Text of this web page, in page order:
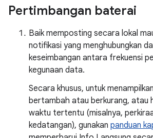
Pertimbangan baterai
Baik memposting secara lokal
notifikasi yang menghubungkan
keseimbangan antara frekuensi
kegunaan data.
Secara khusus, untuk
bertambah atau berkurang, atau
waktu tertentu (misalnya,
kedatangan), gunakan panduan